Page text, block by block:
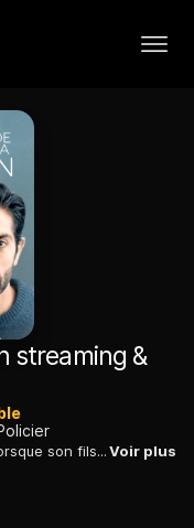
streaming &
Tout s'écroule dans la vie d'une femme lorsque son fils est arrêté. Comme si ça ne suffisait pas, elle apprend que son mari trempe dans une affaire louche.Voir plus